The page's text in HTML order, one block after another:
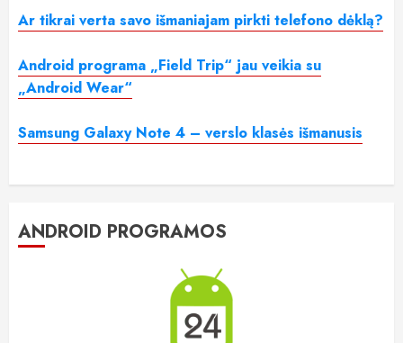
Ar tikrai verta savo išmaniajam pirkti telefono dėklą?
Android programa „Field Trip“ jau veikia su
„Android Wear“
Samsung Galaxy Note 4 – verslo klasės išmanusis
ANDROID PROGRAMOS